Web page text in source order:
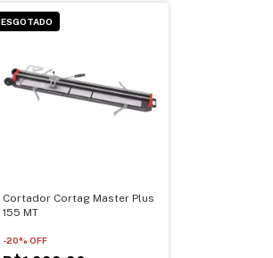
ESGOTADO
Cortador Cortag Master Plus
155 MT
-20% OFF